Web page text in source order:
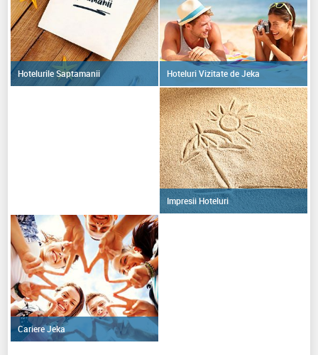
Hotelurile Saptamanii Hoteluri Vizitate de Jeka
Impresii Hoteluri
Cariere Jeka